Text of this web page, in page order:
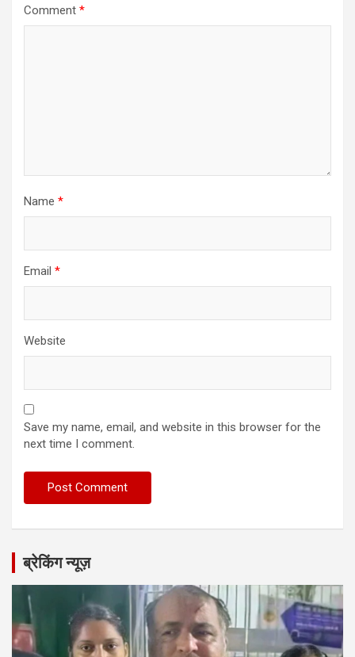
Comment *
Name *
Email *
Website
Save my name, email, and website in this browser for the
next time I comment.
ब्रेकिंग न्यूज़